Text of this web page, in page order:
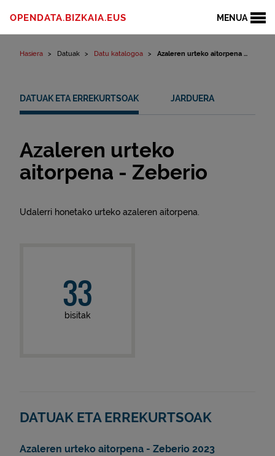
MENUA
OPENDATA.BIZKAIA.EUS
Hasiera Datuak Datu katalogoa Azaleren urteko aitorpena ...
DATUAK ETA ERREKURTSOAK JARDUERA
Azaleren urteko
aitorpena - Zeberio
Udalerri honetako urteko azaleren aitorpena.
33
bisitak
DATUAK ETA ERREKURTSOAK
Azaleren urteko aitorpena - Zeberio 2023